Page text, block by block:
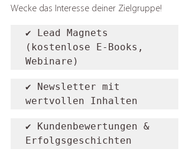
Wecke das Interesse deiner Zielgruppe!
✔️ Lead Magnets
(kostenlose E-Books,
Webinare)
✔️ Newsletter mit
wertvollen Inhalten
✔️ Kundenbewertungen &
Erfolgsgeschichten